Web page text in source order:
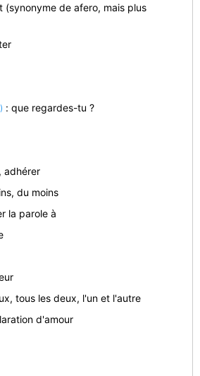
(synonyme de afero, mais plus
: que regardes-tu ?
adhérer
du moins
la parole à
tous les deux, l'un et l'autre
d'amour